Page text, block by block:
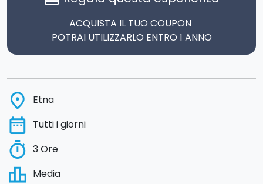
ACQUISTA IL TUO COUPON
POTRAI UTILIZZARLO ENTRO 1 ANNO
place Etna
date_range Tutti i giorni
timer 3 Ore
leaderboard Media